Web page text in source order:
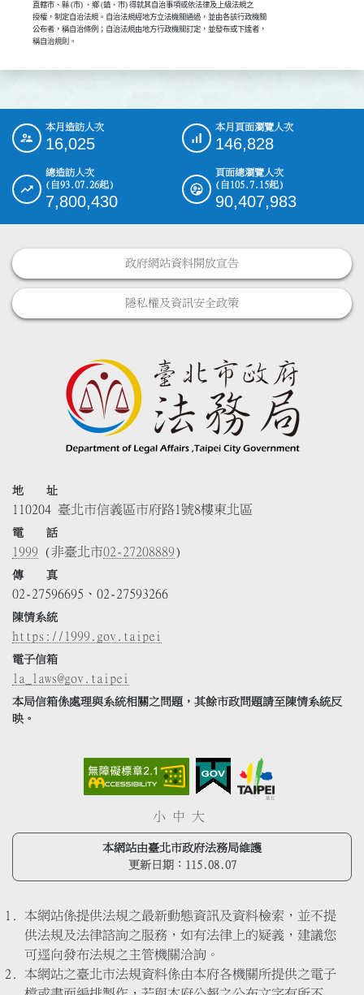
直轄市、縣 (市) 、鄉 (鎮、市) 得就其自治事項或依法律及上級法規之
授權，制定自治法規。自治法規經地方立法機關通過，並由各該行政機關
公布者，稱自治條例；自治法規由地方行政機關訂定，並發布或下達者，
稱自治規則。
::: 本月造訪人次
16,025
本月頁面瀏覽人次
146,828
總造訪人次
(自93.07.26起)
7,800,430
頁面總瀏覽人次
(自105.7.15起)
90,407,983
政府網站資料開放宣告
隱私權及資訊安全政策
地 址
110204 臺北市信義區市府路1號8樓東北區
電 話
1999 (非臺北市02-27208889)
傳 真
02-27596695、02-27593266
陳情系統
https://1999.gov.taipei
電子信箱
la_laws@gov.taipei
本局信箱係處理與系統相關之問題，其餘市政問題請至陳情系統反
映。
小 中 大
本網站由臺北市政府法務局維護
更新日期： 115.08.07
本網站係提供法規之最新動態資訊及資料檢索，並不提
供法規及法律諮詢之服務，如有法律上的疑義，建議您
可逕向發布法規之主管機關洽詢。
本網站之臺北市法規資料係由本府各機關所提供之電子